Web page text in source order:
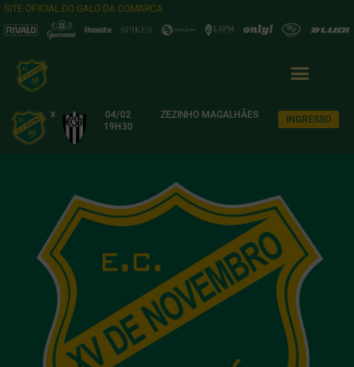
SITE OFICIAL DO GALO DA COMARCA
x
04/02
19H30
ZEZINHO MAGALHÃES INGRESSO